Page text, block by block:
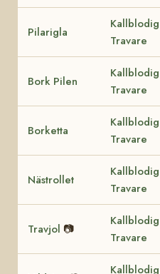
Pilarigla
Kallblodig
Travare
Bork Pilen
Kallblodig
Travare
Borketta
Kallblodig
Travare
Nästrollet
Kallblodig
Travare
Travjol 📷
Kallblodig
Travare
Kallblodig